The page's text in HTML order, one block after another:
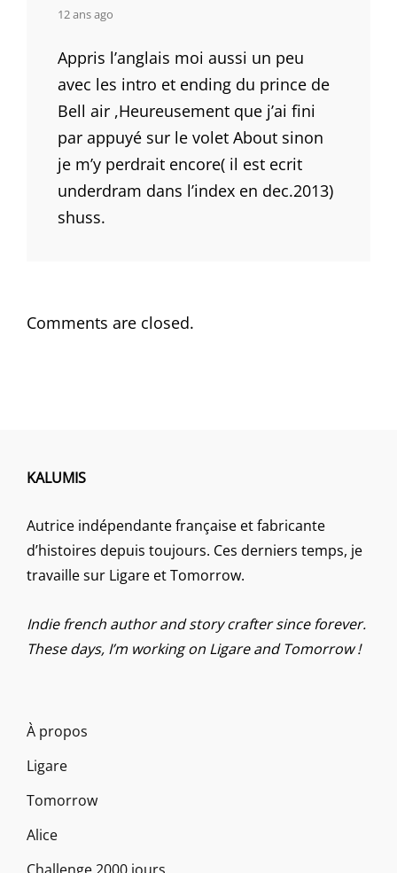
says:
12 ans ago
Appris l’anglais moi aussi un peu
avec les intro et ending du prince de
Bell air ,Heureusement que j’ai fini
par appuyé sur le volet About sinon
je m’y perdrait encore( il est ecrit
underdram dans l’index en dec.2013)
shuss.
Comments are closed.
KALUMIS
Autrice indépendante française et fabricante
d’histoires depuis toujours. Ces derniers temps, je
travaille sur Ligare et Tomorrow.
Indie french author and story crafter since forever.
These days, I’m working on Ligare and Tomorrow !
À propos
Ligare
Tomorrow
Alice